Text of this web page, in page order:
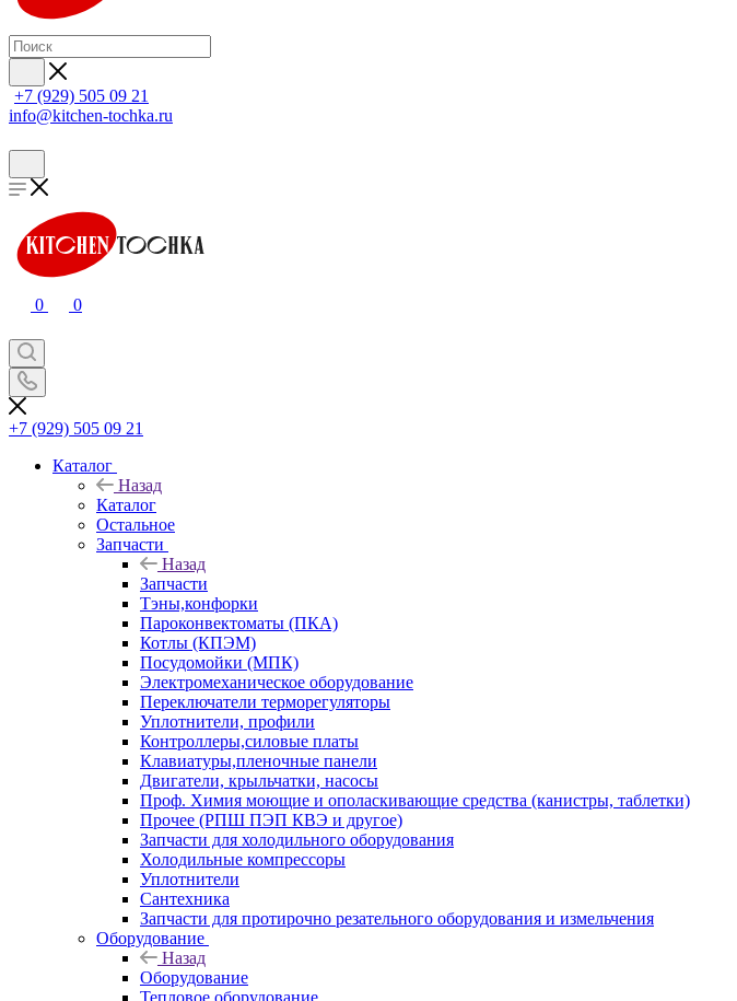
+7 (929) 505 09 21
info@kitchen-tochka.ru
0 0
+7 (929) 505 09 21
Каталог
Назад
Каталог
Остальное
Запчасти
Назад
Запчасти
Тэны,конфорки
Пароконвектоматы (ПКА)
Котлы (КПЭМ)
Посудомойки (МПК)
Электромеханическое оборудование
Переключатели терморегуляторы
Уплотнители, профили
Контроллеры,силовые платы
Клавиатуры,пленочные панели
Двигатели, крыльчатки, насосы
Проф. Химия моющие и ополаскивающие средства (канистры, таблетки)
Прочее (РПШ ПЭП КВЭ и другое)
Запчасти для холодильного оборудования
Холодильные компрессоры
Уплотнители
Сантехника
Запчасти для протирочно резательного оборудования и измельчения
Оборудование
Назад
Оборудование
Тепловое оборудование